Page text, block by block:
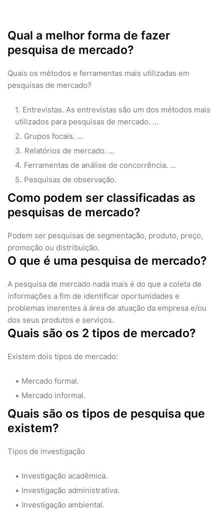
Qual a melhor forma de fazer
pesquisa de mercado?
Quais os métodos e ferramentas mais utilizadas em
pesquisas de mercado?
Entrevistas. As entrevistas são um dos métodos mais
utilizados para pesquisas de mercado. ...
Grupos focais. ...
Relatórios de mercado. ...
Ferramentas de análise de concorrência. ...
Pesquisas de observação.
Como podem ser classificadas as
pesquisas de mercado?
Podem ser pesquisas de segmentação, produto, preço,
promoção ou distribuição.
O que é uma pesquisa de mercado?
A pesquisa de mercado nada mais é do que a coleta de
informações a fim de identificar oportunidades e
problemas inerentes à área de atuação da empresa e/ou
dos seus produtos e serviços.
Quais são os 2 tipos de mercado?
Existem dois tipos de mercado:
Mercado formal.
Mercado informal.
Quais são os tipos de pesquisa que
existem?
Tipos de investigação
Investigação acadêmica.
Investigação administrativa.
Investigação ambiental.